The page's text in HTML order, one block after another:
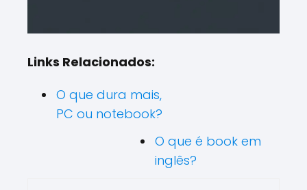
Links Relacionados:
O que dura mais,
PC ou notebook?
O que é book em
inglês?